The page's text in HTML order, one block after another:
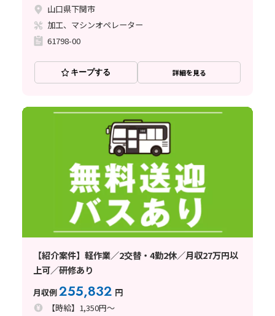
山口県下関市
加工、マシンオペレーター
61798-00
キープする 詳細を見る
【紹介案件】軽作業／2交替・4勤2休／月収27万円以
上可／研修あり
月収例255,832 円
【時給】1,350円～